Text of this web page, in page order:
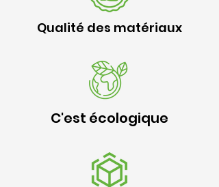
Qualité des matériaux
C'est écologique